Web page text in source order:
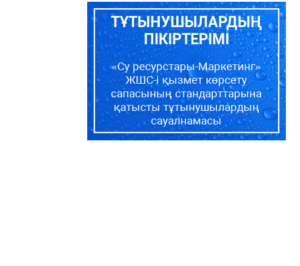
ТҰТЫНУШЫЛАРДЫҢ
ПІКІРТЕРІМІ
«Су ресурстары-Маркетинг»
ЖШС-і қызмет көрсету
сапасының стандарттарына
қатысты тұтынушылардың
сауалнамасы